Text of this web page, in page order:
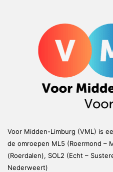
Voor Midden-Limburg (VML) is
de omroepen ML5 (Roermond –
(Roerdalen), SOL2 (Echt –
Nederweert)